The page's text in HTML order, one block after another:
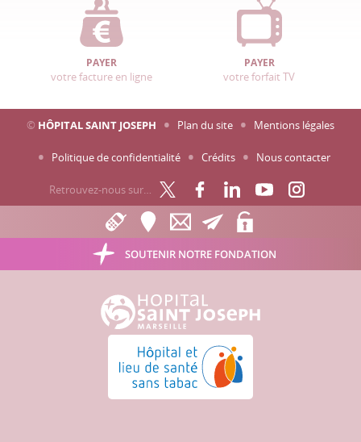
PAYER
votre facture en ligne
PAYER
votre forfait TV
© HÔPITAL SAINT JOSEPH Plan du site Mentions légales
Politique de confidentialité Crédits Nous contacter
Retrouvez-nous sur…
SOUTENIR NOTRE FONDATION
Hôpital Saint Joseph - Marseille
Hôpital et lieu de santé sans tabac